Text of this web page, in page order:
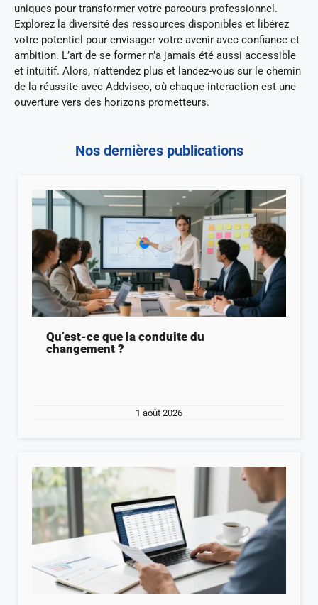
uniques pour transformer votre parcours professionnel.
Explorez la diversité des ressources disponibles et libérez
votre potentiel pour envisager votre avenir avec confiance et
ambition. L’art de se former n’a jamais été aussi accessible
et intuitif. Alors, n’attendez plus et lancez-vous sur le chemin
de la réussite avec Addviseo, où chaque interaction est une
ouverture vers des horizons prometteurs.
Nos dernières publications
Qu’est-ce que la conduite du
changement ?
1 août 2026